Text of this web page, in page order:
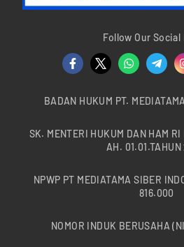
Follow Our Social
BADAN HUKUM PT.
SK. MENTERI HUKUM DAN HAM
AH.
NPWP PT MEDIATAMA SIBER
816.000
NOMOR INDUK BERUSAHA